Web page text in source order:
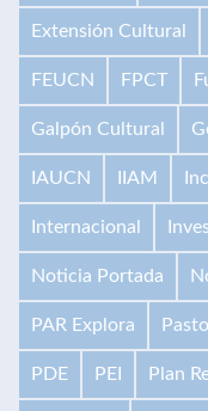
Extensión Cultural
FEUCN FPCT
Galpón Cultural
IAUCN IIAM
Internacional
Noticia Portada
PAR Explora
PDE PEI Plan